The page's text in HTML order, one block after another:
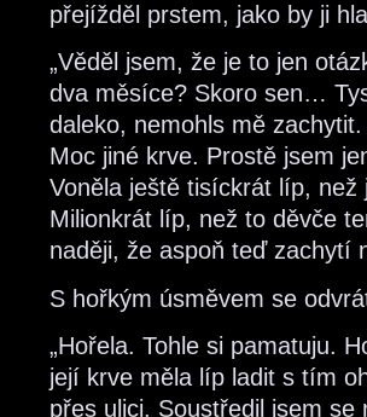
přejížděl prstem, jako by ji
„Věděl jsem, že je to jen
dva měsíce? Skoro sen…
daleko, nemohls mě
Moc jiné krve. Prostě jsem
Voněla ještě tisíckrát líp,
Milionkrát líp, než to děvče
naději, že aspoň teď zachytí
S hořkým úsměvem se
„Hořela. Tohle si pamatuju.
její krve měla líp ladit s tím
přes ulici. Soustředil jsem